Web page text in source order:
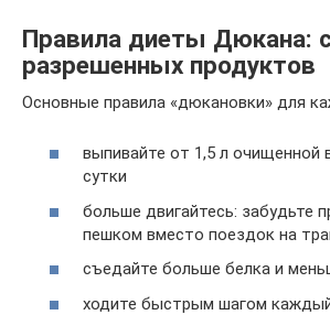
Правила диеты Дюкана:
разрешенных продуктов
Основные правила «дюкановки» для
выпивайте от 1,5 л очищенной
сутки
больше двигайтесь: забудьте
пешком вместо поездок на
съедайте больше белка и
ходите быстрым шагом